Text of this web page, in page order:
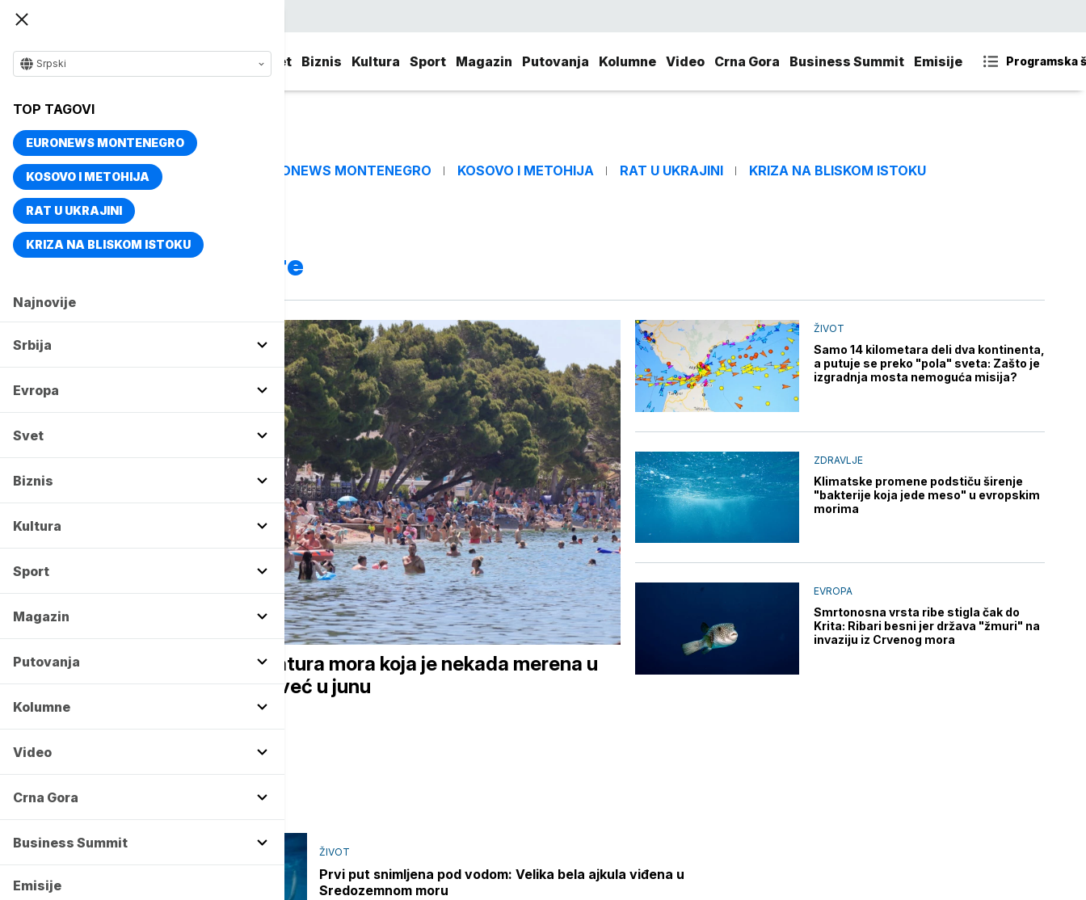
Svet Biznis Kultura Sport Magazin Putovanja Kolumne Video Crna Gora Business Summit Emisije Programska
Srpski
TOP TAGOVI
EURONEWS MONTENEGRO
KOSOVO I METOHIJA
RAT U UKRAJINI
KRIZA NA BLISKOM ISTOKU
Najnovije
Srbija
Evropa
Svet
Biznis
Kultura
Sport
Magazin
Putovanja
Kolumne
Video
Crna Gora
Business Summit
Emisije
TOP TAGOVI EURONEWS MONTENEGRO KOSOVO I METOHIJA RAT U UKRAJINI KRIZA NA BLISKOM ISTOKU
Vise o temi
Sredozemno more
REGION
Jadran sve topliji: Temperatura mora koja je nekada merena u
avgustu sada zabeležena već u junu
ŽIVOT
Samo 14 kilometara deli dva kontinenta,
a putuje se preko "pola" sveta: Zašto je
izgradnja mosta nemoguća misija?
ZDRAVLJE
Klimatske promene podstiču širenje
"bakterije koja jede meso" u evropskim
morima
EVROPA
Smrtonosna vrsta ribe stigla čak do
Krita: Ribari besni jer država "žmuri" na
invaziju iz Crvenog mora
ŽIVOT
Prvi put snimljena pod vodom: Velika bela ajkula viđena u
Sredozemnom moru